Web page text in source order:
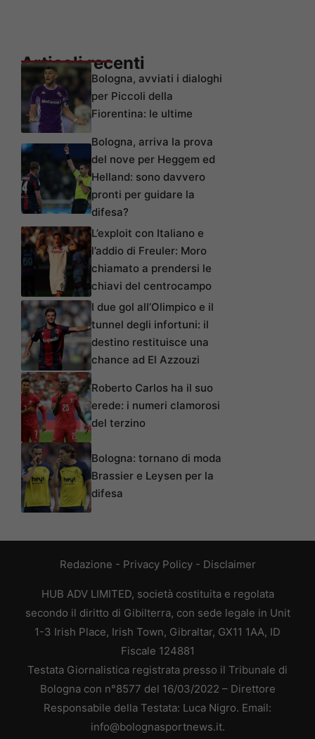
Articoli recenti
Bologna, avviati i dialoghi
per Piccoli della
Fiorentina: le ultime
Bologna, arriva la prova
del nove per Heggem ed
Helland: sono davvero
pronti per guidare la
difesa?
L’exploit con Italiano e
l’addio di Freuler: Moro
chiamato a prendersi le
chiavi del centrocampo
I due gol all’Olimpico e il
tunnel degli infortuni: il
destino restituisce una
chance ad El Azzouzi
Roberto Carlos ha il suo
erede: i numeri clamorosi
del terzino
Bologna: tornano di moda
Brassier e Leysen per la
difesa
Redazione - Privacy Policy- Disclaimer
HUB ADV LIMITED, società costituita e regolata
secondo il diritto di Gibilterra, con sede legale in Unit
1-3 Irish Place, Irish Town, Gibraltar, GX11 1AA, ID
Fiscale 124881
Testata Giornalistica registrata presso il Tribunale di
Bologna con n°8577 del 16/03/2022 – Direttore
Responsabile della Testata: Luca Nigro. Email:
info@bolognasportnews.it.